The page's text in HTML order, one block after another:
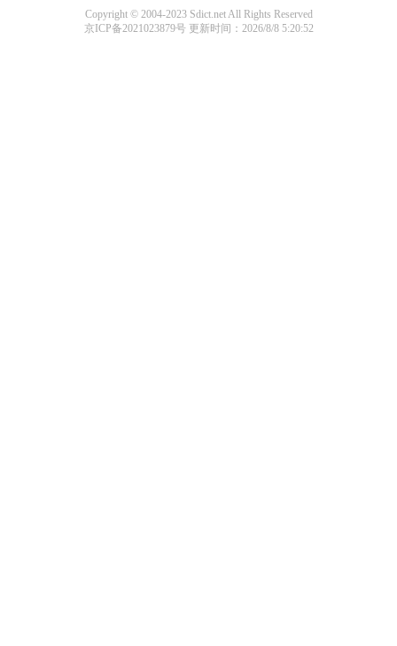
Copyright © 2004-2023 Sdict.net All Rights Reserved
京ICP备2021023879号更新时间：2026/8/8 5:20:52